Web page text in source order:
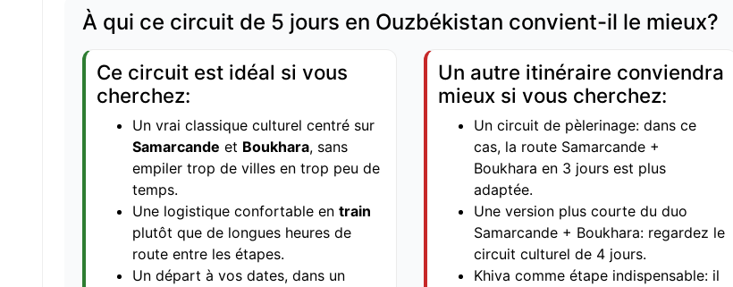
À qui ce circuit de 5 jours en Ouzbékistan convient-il le mieux?
Ce circuit est idéal si vous
cherchez:
Un vrai classique culturel centré sur
Samarcande et Boukhara, sans
empiler trop de villes en trop peu de
temps.
Une logistique confortable en train
plutôt que de longues heures de
route entre les étapes.
Un départ à vos dates, dans un
Un autre itinéraire conviendra
mieux si vous cherchez:
Un circuit de pèlerinage: dans ce
cas, la route Samarcande +
Boukhara en 3 joursest plus
adaptée.
Une version plus courte du duo
Samarcande + Boukhara: regardez le
circuit culturel de 4 jours.
Khiva comme étape indispensable: il